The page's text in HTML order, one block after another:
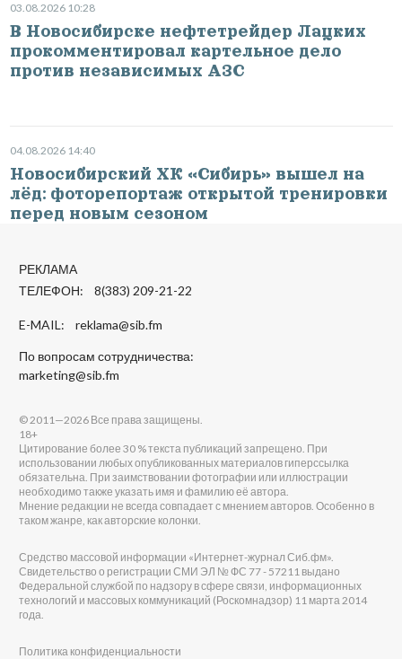
03.08.2026 10:28
В Новосибирске нефтетрейдер Лацких
прокомментировал картельное дело
против независимых АЗС
04.08.2026 14:40
Новосибирский ХК «Сибирь» вышел на
лёд: фоторепортаж открытой тренировки
перед новым сезоном
РЕКЛАМА
ТЕЛЕФОН: 8(383) 209-21-22
E-MAIL: reklama@sib.fm
По вопросам сотрудничества:
marketing@sib.fm
© 2011—2026 Все права защищены.
18+
Цитирование более 30 % текста публикаций запрещено. При
использовании любых опубликованных материалов гиперссылка
обязательна. При заимствовании фотографии или иллюстрации
необходимо также указать имя и фамилию её автора.
Мнение редакции не всегда совпадает с мнением авторов. Особенно в
таком жанре, как авторские колонки.
Средство массовой информации «Интернет-журнал Сиб.фм».
Свидетельство о регистрации СМИ ЭЛ № ФС 77 - 57211 выдано
Федеральной службой по надзору в сфере связи, информационных
технологий и массовых коммуникаций (Роскомнадзор) 11 марта 2014
года.
Политика конфиденциальности